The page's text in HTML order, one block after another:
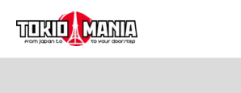
Skip to content